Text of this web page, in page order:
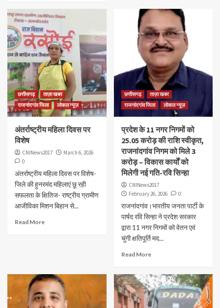
छत्तीसगढ़
ताज़ा खबर
राजनांदगांव जिला
लोकल न्यूज़
अंतर्राष्ट्रीय महिला दिवस पर
विशेष
CNINews2017
March 6, 2026
0
अंतर्राष्ट्रीय महिला दिवस पर विशेष-
जिले की हुनरमंद महिलाएं छू रही
सफलता के क्षितिज- राष्ट्रीय ग्रामीण
आजीविका मिशन बिहान से...
Read More
छत्तीसगढ़
ताज़ा खबर
राजनांदगांव जिला
लोकल न्यूज़
प्रदेश के 11 नगर निगमों को
25.05 करोड़ की राशि स्वीकृत,
राजनांदगांव निगम को मिले 3
करोड़ – विकास कार्यों को
मिलेगी नई गति-रवि सिन्हा
CNINews2017
February 26, 2026
0
राजनांदगांव।भारतीय जनता पार्टी के
पार्षद रवि सिन्हा ने प्रदेश सरकार
द्वारा 11 नगर निगमों को वेतन एवं
चुंगी क्षतिपूर्ति मद...
Read More